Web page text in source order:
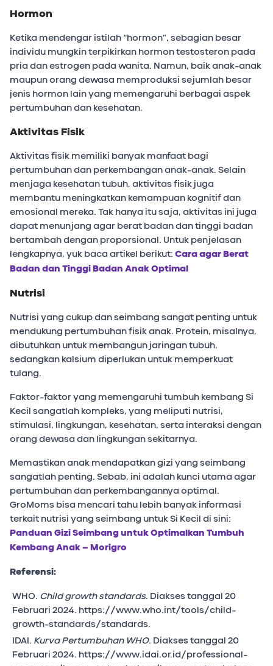
Hormon
Ketika mendengar istilah “hormon”, sebagian besar
individu mungkin terpikirkan hormon testosteron pada
pria dan estrogen pada wanita. Namun, baik anak-anak
maupun orang dewasa memproduksi sejumlah besar
jenis hormon lain yang memengaruhi berbagai aspek
pertumbuhan dan kesehatan.
Aktivitas Fisik
Aktivitas fisik memiliki banyak manfaat bagi
pertumbuhan dan perkembangan anak-anak. Selain
menjaga kesehatan tubuh, aktivitas fisik juga
membantu meningkatkan kemampuan kognitif dan
emosional mereka. Tak hanya itu saja, aktivitas ini juga
dapat menunjang agar berat badan dan tinggi badan
bertambah dengan proporsional. Untuk penjelasan
lengkapnya, yuk baca artikel berikut: Cara agar Berat
Badan dan Tinggi Badan Anak Optimal
Nutrisi
Nutrisi yang cukup dan seimbang sangat penting untuk
mendukung pertumbuhan fisik anak. Protein, misalnya,
dibutuhkan untuk membangun jaringan tubuh,
sedangkan kalsium diperlukan untuk memperkuat
tulang.
Faktor-faktor yang memengaruhi tumbuh kembang Si
Kecil sangatlah kompleks, yang meliputi nutrisi,
stimulasi, lingkungan, kesehatan, serta interaksi dengan
orang dewasa dan lingkungan sekitarnya.
Memastikan anak mendapatkan gizi yang seimbang
sangatlah penting. Sebab, ini adalah kunci utama agar
pertumbuhan dan perkembangannya optimal.
GroMoms bisa mencari tahu lebih banyak informasi
terkait nutrisi yang seimbang untuk Si Kecil di sini:
Panduan Gizi Seimbang untuk Optimalkan Tumbuh
Kembang Anak – Morigro
Referensi:
WHO. Child growth standards. Diakses tanggal 20
Februari 2024. https://www.who.int/tools/child-
growth-standards/standards.
IDAI. Kurva Pertumbuhan WHO. Diakses tanggal 20
Februari 2024. https://www.idai.or.id/professional-